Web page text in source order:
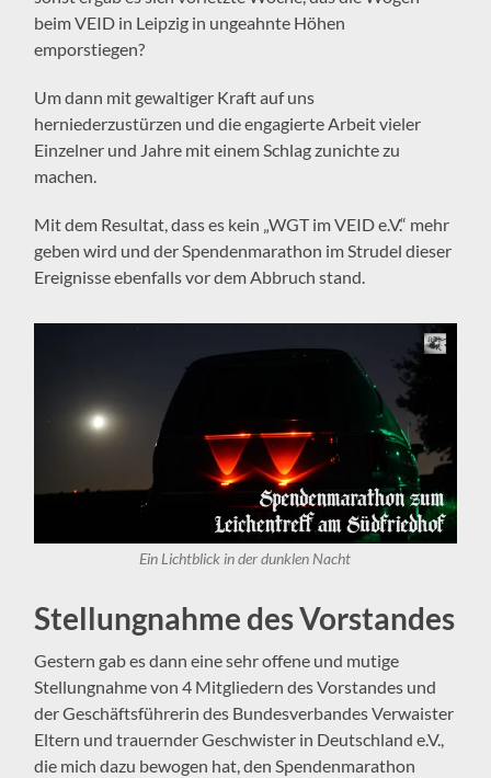
beim VEID in Leipzig in ungeahnte Höhen
emporstiegen?
Um dann mit gewaltiger Kraft auf uns
herniederzustürzen und die engagierte Arbeit vieler
Einzelner und Jahre mit einem Schlag zunichte zu
machen.
Mit dem Resultat, dass es kein „WGT im VEID e.V.“ mehr
geben wird und der Spendenmarathon im Strudel dieser
Ereignisse ebenfalls vor dem Abbruch stand.
Ein Lichtblick in der dunklen Nacht
Stellungnahme des Vorstandes
Gestern gab es dann eine sehr offene und mutige
Stellungnahme von 4 Mitgliedern des Vorstandes und
der Geschäftsführerin des Bundesverbandes Verwaister
Eltern und trauernder Geschwister in Deutschland e.V.,
die mich dazu bewogen hat, den Spendenmarathon